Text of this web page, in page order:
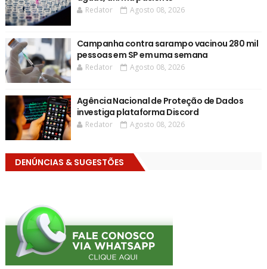
Redator Agosto 08, 2026
Campanha contra sarampo vacinou 280 mil
pessoas em SP em uma semana
Redator Agosto 08, 2026
Agência Nacional de Proteção de Dados
investiga plataforma Discord
Redator Agosto 08, 2026
DENÚNCIAS & SUGESTÕES